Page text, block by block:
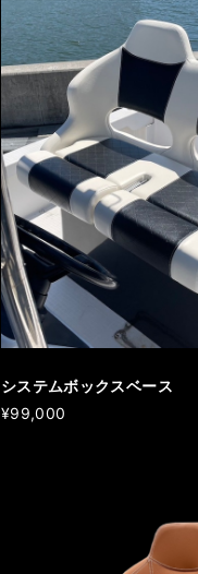
システムボックスベース
¥99,000